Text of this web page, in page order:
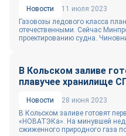
Новости
11 июля 2023
Газовозы ледового класса
отечественными. Сейчас
проектированию судна.
В Кольском заливе
плавучее хранилище
Новости
28 июня 2023
В Кольском заливе готовят
«НОВАТЭКа». На минувшей
сжиженного природного газа